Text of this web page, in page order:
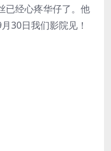
已经心疼华仔了。他
30日我们影院见！